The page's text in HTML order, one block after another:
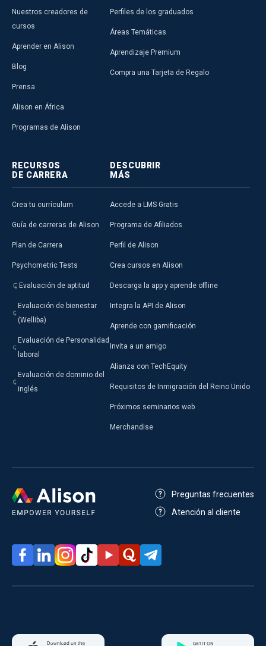
Nuestros creadores de
cursos
Aprender en Alison
Blog
Prensa
Alison en África
Programas de Alison
Perfiles de los graduados
Áreas Temáticas
Aprendizaje Premium
Compra una Tarjeta de Regalo
RECURSOS
DE CARRERA
Crea tu currículum
Guía de carreras de Alison
Plan de Carrera
Psychometric Tests
Evaluación de aptitud
Evaluación de bienestar
(Welliba)
Evaluación de Personalidad
laboral
Evaluación de dominio del
inglés
DESCUBRIR
MÁS
Accede a LMS Gratis
Programa de Afiliados
Perfil de Alison
Crea cursos en Alison
Descarga la app y aprende offline
Integra la API de Alison
Aprende con gamificación
Invita a un amigo
Alianza con TechEquity
Requisitos de Inmigración del Reino Unido
Próximos seminarios web
Merchandise
Preguntas frecuentes
Atención al cliente